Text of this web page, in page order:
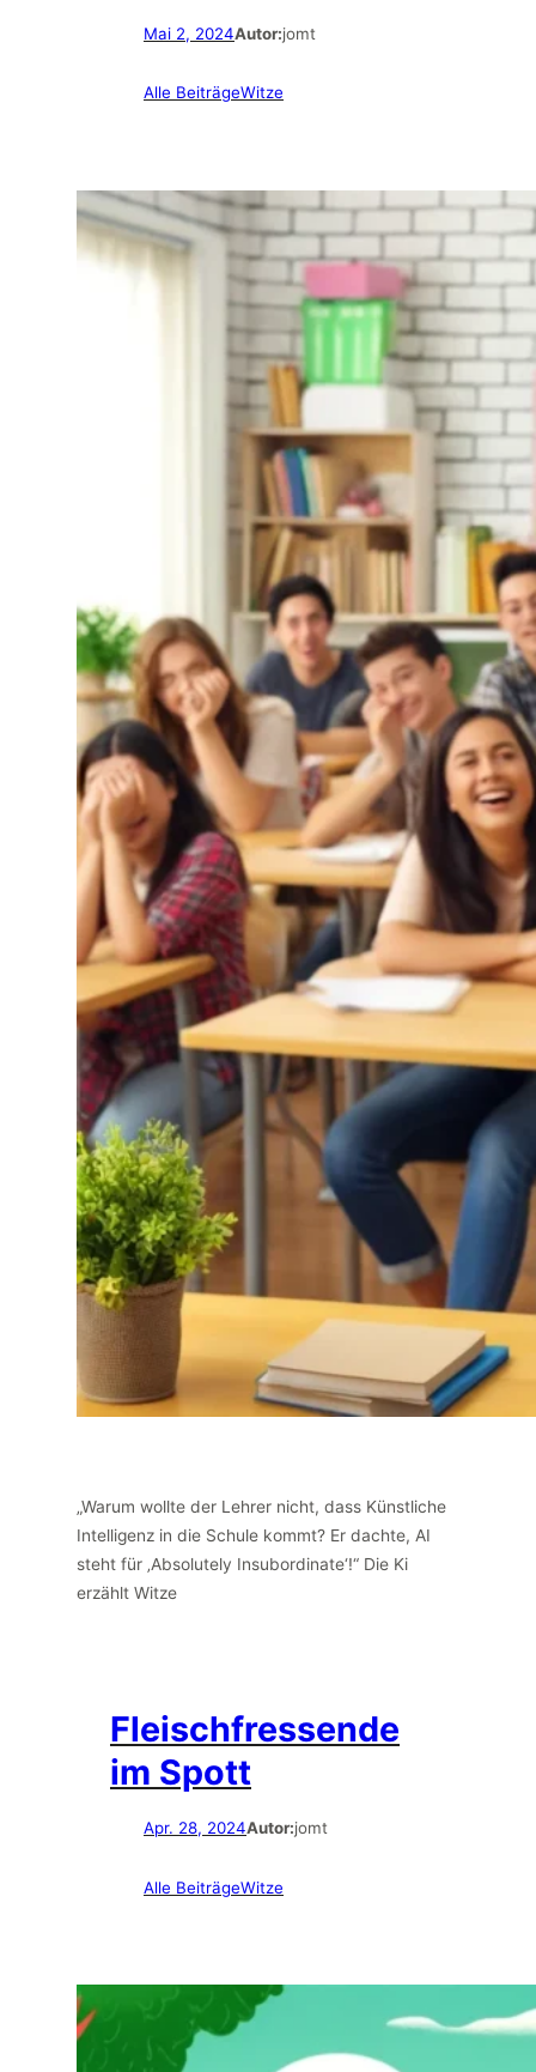
Mai 2, 2024Autor:jomt
Alle BeiträgeWitze
„Warum wollte der Lehrer nicht, dass Künstliche
Intelligenz in die Schule kommt? Er dachte, AI
steht für ‚Absolutely Insubordinate‘!“ Die Ki
erzählt Witze
Fleischfressende
im Spott
Apr. 28, 2024Autor:jomt
Alle BeiträgeWitze